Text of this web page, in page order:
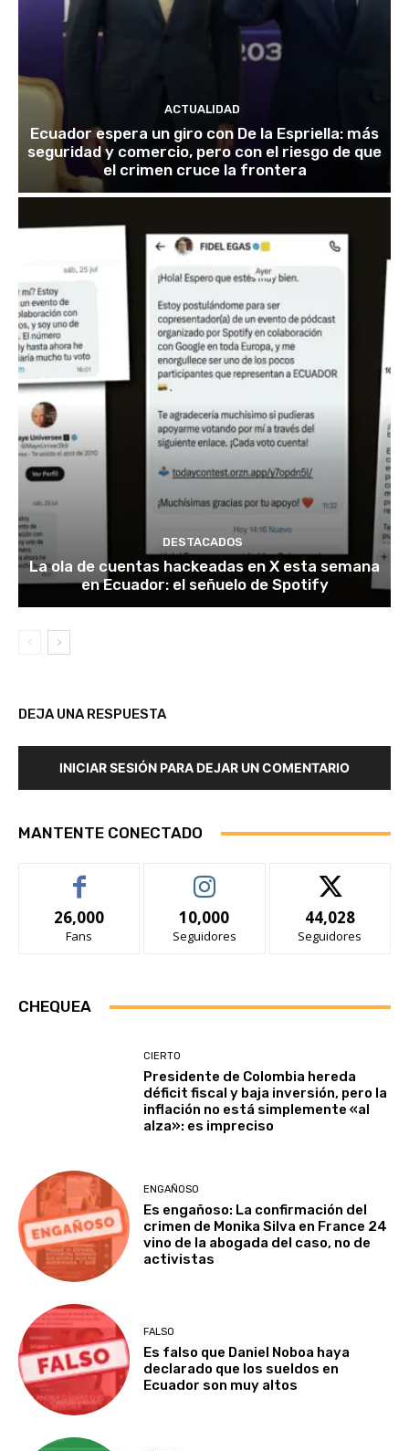
ACTUALIDAD
Ecuador espera un giro con De la Espriella: más
seguridad y comercio, pero con el riesgo de que
el crimen cruce la frontera
DESTACADOS
La ola de cuentas hackeadas en X esta semana
en Ecuador: el señuelo de Spotify
DEJA UNA RESPUESTA
INICIAR SESIÓN PARA DEJAR UN COMENTARIO
MANTENTE CONECTADO
26,000
Fans
10,000
Seguidores
44,028
Seguidores
CHEQUEA
CIERTO
Presidente de Colombia hereda
déficit fiscal y baja inversión, pero la
inflación no está simplemente «al
alza»: es impreciso
ENGAÑOSO
Es engañoso: La confirmación del
crimen de Monika Silva en France 24
vino de la abogada del caso, no de
activistas
FALSO
Es falso que Daniel Noboa haya
declarado que los sueldos en
Ecuador son muy altos